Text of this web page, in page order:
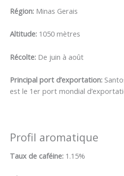
Région: Minas Gerais
Altitude: 1050 mètres
Récolte: De juin à août
Principal port d’exportation:
est le 1er port mondial
Profil aromatique
Taux de caféine: 1.15%